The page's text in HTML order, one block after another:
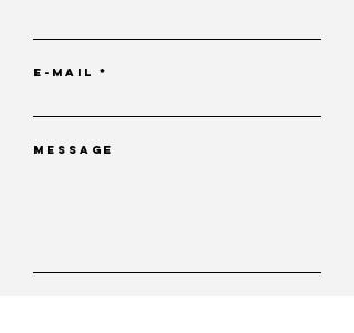
E-mail *
message